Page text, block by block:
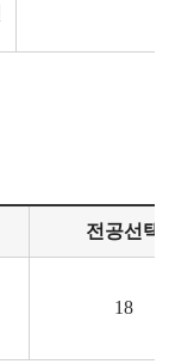
전공선택
18